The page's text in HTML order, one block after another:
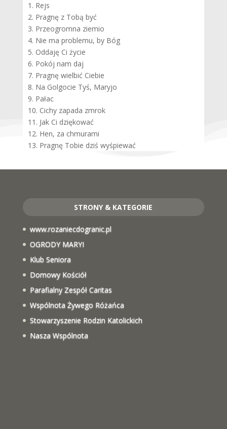
1. Rejs
2. Pragnę z Tobą być
3. Przeogromna ziemio
4. Nie ma problemu, by Bóg
5. Oddaję Ci życie
6. Pokój nam daj
7. Pragnę wielbić Ciebie
8. Na Golgocie Tyś, Maryjo
9. Pałac
10. Cichy zapada zmrok
11. Jak Ci dziękować
12. Hen, za chmurami
13. Pragnę Tobie dziś wyśpiewać
STRONY & KATEGORIE
www.rozaniecdogranic.pl
OGRODY MARYI
Klub Seniora
Domowy Kościół
Parafialny Zespół Caritas
Wspólnota Żywego Różańca
Stowarzyszenie Rodzin Katolickich
Nasza Wspólnota